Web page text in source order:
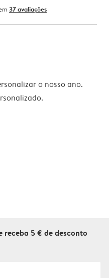
37 avaliações
o nosso ano.
receba 5 € de desconto